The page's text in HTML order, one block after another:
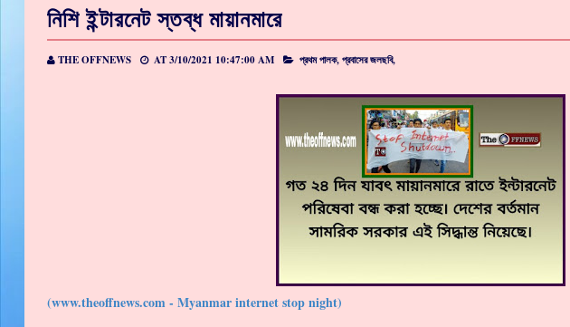
নিশি ইন্টারনেট স্তব্ধ মায়ানমারে
THE OFFNEWS AT3/10/2021 10:47:00 AM প্রথম পালক,প্রবাসের জলছবি,
(www.theoffnews.com - Myanmar internet stop night)